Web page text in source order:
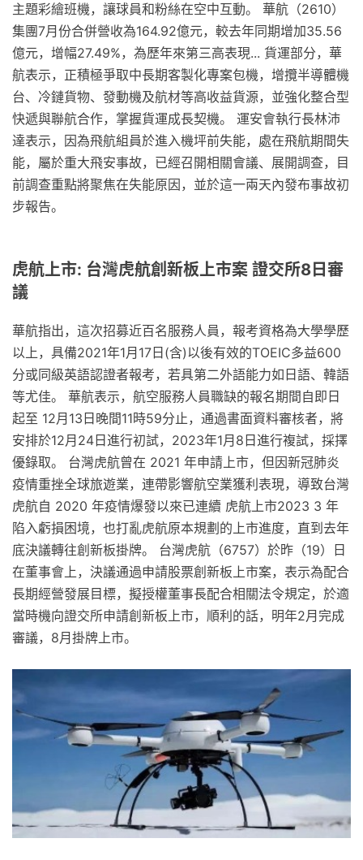
主題彩繪班機，讓球員和粉絲在空中互動。 華航（2610）
集團7月份合併營收為164.92億元，較去年同期增加35.56
億元，增幅27.49%，為歷年來第三高表現... 貨運部分，華
航表示，正積極爭取中長期客製化專案包機，增攬半導體機
台、冷鏈貨物、發動機及航材等高收益貨源，並強化整合型
快遞與聯航合作，掌握貨運成長契機。 運安會執行長林沛
達表示，因為飛航組員於進入機坪前失能，處在飛航期間失
能，屬於重大飛安事故，已經召開相關會議、展開調查，目
前調查重點將聚焦在失能原因，並於這一兩天內發布事故初
步報告。
虎航上市: 台灣虎航創新板上市案 證交所8日審
議
華航指出，這次招募近百名服務人員，報考資格為大學學歷
以上，具備2021年1月17日(含)以後有效的TOEIC多益600
分或同級英語認證者報考，若具第二外語能力如日語、韓語
等尤佳。 華航表示，航空服務人員職缺的報名期間自即日
起至 12月13日晚間11時59分止，通過書面資料審核者，將
安排於12月24日進行初試，2023年1月8日進行複試，採擇
優錄取。 台灣虎航曾在 2021 年申請上市，但因新冠肺炎
疫情重挫全球旅遊業，連帶影響航空業獲利表現，導致台灣
虎航自 2020 年疫情爆發以來已連續 虎航上市2023 3 年
陷入虧損困境，也打亂虎航原本規劃的上市進度，直到去年
底決議轉往創新板掛牌。 台灣虎航（6757）於昨（19）日
在董事會上，決議通過申請股票創新板上市案，表示為配合
長期經營發展目標，擬授權董事長配合相關法令規定，於適
當時機向證交所申請創新板上市，順利的話，明年2月完成
審議，8月掛牌上市。